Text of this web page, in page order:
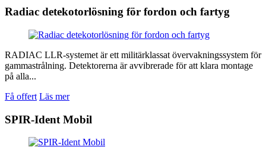
Radiac detekotorlösning för fordon och fartyg
RADIAC LLR-systemet är ett militärklassat övervakningssystem för
gammastrålning. Detektorerna är avvibrerade för att klara montage
på alla...
Få offert Läs mer
SPIR-Ident Mobil